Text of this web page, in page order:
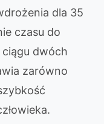
dla 35
czasu do
dwóch
zarówno